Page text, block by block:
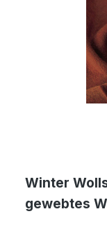
Winter
gewebtes